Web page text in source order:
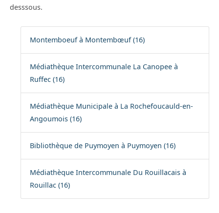
desssous.
Montemboeuf à Montembœuf (16)
Médiathèque Intercommunale La Canopee à
Ruffec (16)
Médiathèque Municipale à La Rochefoucauld-en-
Angoumois (16)
Bibliothèque de Puymoyen à Puymoyen (16)
Médiathèque Intercommunale Du Rouillacais à
Rouillac (16)